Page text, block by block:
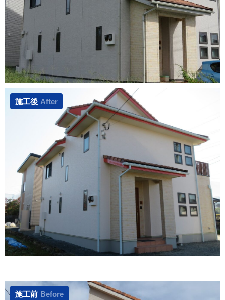
施工後 After
施工前 Before